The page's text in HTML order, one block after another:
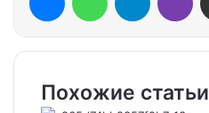
Похожие статьи